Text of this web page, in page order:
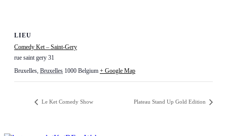
LIEU
Comedy Ket – Saint-Gery
rue saint gery 31
Bruxelles, Bruxelles 1000 Belgium + Google Map
Le Ket Comedy Show Plateau Stand Up Gold Edition